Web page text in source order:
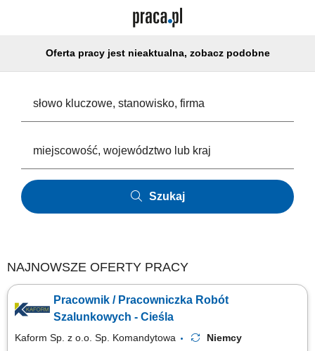
Oferta pracy jest nieaktualna, zobacz podobne
Szukaj
NAJNOWSZE OFERTY PRACY
Pracownik / Pracowniczka Robót
Szalunkowych - Cieśla
Kaform Sp. z o.o. Sp. Komandytowa Niemcy